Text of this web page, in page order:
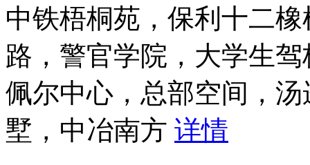
中铁梧桐苑，保利十二
路，警官学院，大学生
佩尔中心，总部空间，
墅，中冶南方 详情